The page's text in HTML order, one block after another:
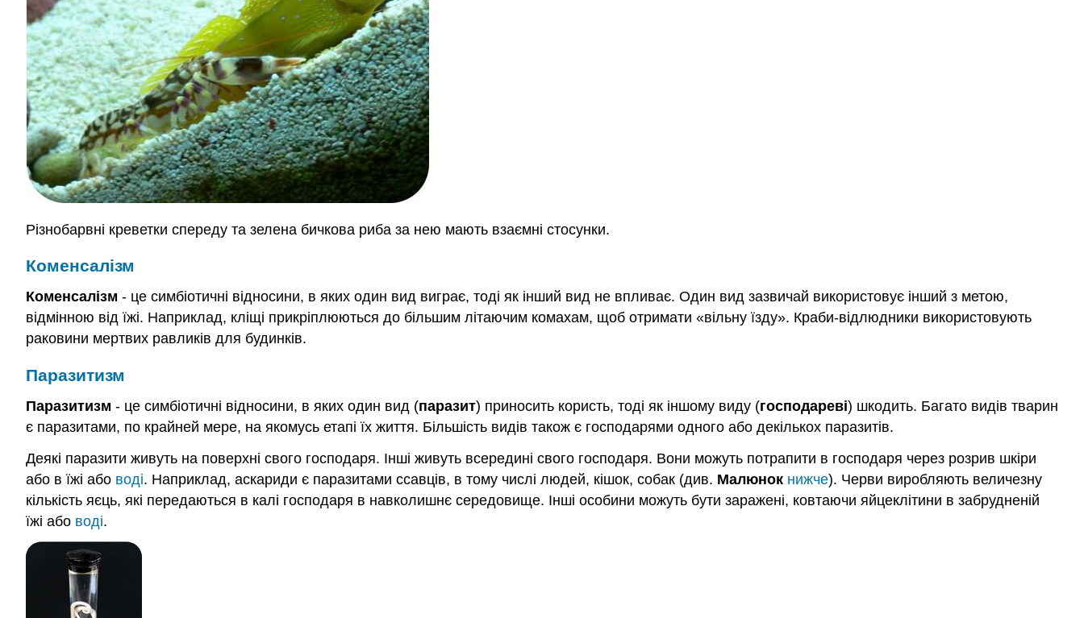
Різнобарвні креветки спереду та зелена бичкова риба за нею мають взаємні стосунки.
Коменсалізм
Коменсалізм - це симбіотичні відносини, в яких один вид виграє, тоді як інший вид не впливає. Один вид зазвичай використовує інший з метою,
відмінною від їжі. Наприклад, кліщі прикріплюються до більшим літаючим комахам, щоб отримати «вільну їзду». Краби-відлюдники використовують
раковини мертвих равликів для будинків.
Паразитизм
Паразитизм - це симбіотичні відносини, в яких один вид (паразит) приносить користь, тоді як іншому виду (господареві) шкодить. Багато видів тварин
є паразитами, по крайней мере, на якомусь етапі їх життя. Більшість видів також є господарями одного або декількох паразитів.
Деякі паразити живуть на поверхні свого господаря. Інші живуть всередині свого господаря. Вони можуть потрапити в господаря через розрив шкіри
або в їжі або воді. Наприклад, аскариди є паразитами ссавців, в тому числі людей, кішок, собак (див. Малюнок нижче). Черви виробляють величезну
кількість яєць, які передаються в калі господаря в навколишнє середовище. Інші особини можуть бути заражені, ковтаючи яйцеклітини в забрудненій
їжі або воді.